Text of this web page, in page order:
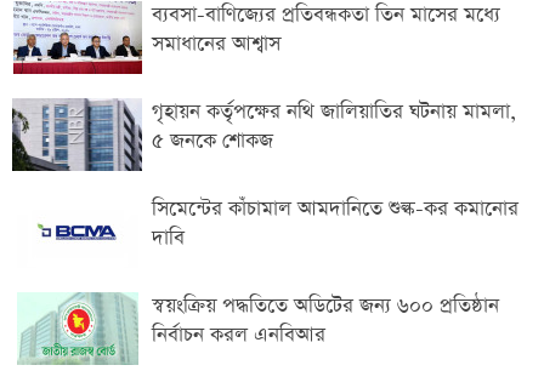
ব্যবসা-বাণিজ্যের প্রতিবন্ধকতা তিন মাসের মধ্যে
সমাধানের আশ্বাস
গৃহায়ন কর্তৃপক্ষের নথি জালিয়াতির ঘটনায় মামলা,
৫ জনকে শোকজ
সিমেন্টের কাঁচামাল আমদানিতে শুল্ক-কর কমানোর
দাবি
স্বয়ংক্রিয় পদ্ধতিতে অডিটের জন্য ৬০০ প্রতিষ্ঠান
নির্বাচন করল এনবিআর